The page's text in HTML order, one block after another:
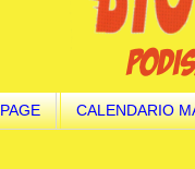
CALENDARIO